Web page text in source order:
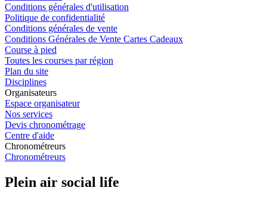
Conditions générales d'utilisation
Politique de confidentialité
Conditions générales de vente
Conditions Générales de Vente Cartes Cadeaux
Course à pied
Toutes les courses par région
Plan du site
Disciplines
Organisateurs
Espace organisateur
Nos services
Devis chronométrage
Centre d'aide
Chronométreurs
Chronométreurs
Plein air social life